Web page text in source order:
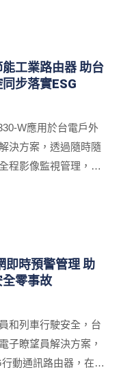
建立全天候聯網監
事件，大幅減少交通
警政執法效率，降低
警力資源。
工業路由器 助台
步落實ESG
W應用於台電戶外
決方案，透過隨時隨
程影像監視管理，確
安全。
即時預警管理 助
零事故
和列車行駛安全，台
子瞭望員解決方案，
動通訊路由器，在軌